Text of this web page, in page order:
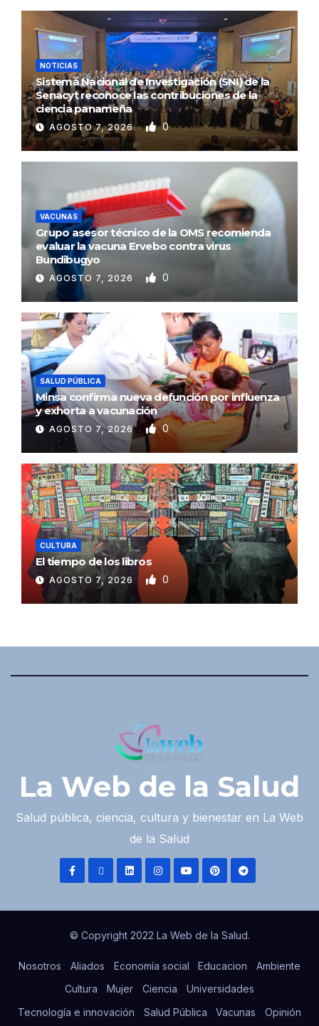
NOTICIAS
Sistema Nacional de Investigación (SNI) de la
Senacyt reconoce las contribuciones de la
ciencia panameña
AGOSTO 7, 2026 0
VACUNAS
Grupo asesor técnico de la OMS recomienda
evaluar la vacuna Ervebo contra virus
Bundibugyo
AGOSTO 7, 2026 0
SALUD PÚBLICA
Minsa confirma nueva defunción por influenza
y exhorta a vacunación
AGOSTO 7, 2026 0
CULTURA
El tiempo de los libros
AGOSTO 7, 2026 0
La Web de la Salud
Salud pública, ciencia, cultura y bienestar en La Web
de la Salud
© Copyright 2022 La Web de la Salud.
Nosotros Aliados Economía social Educacion
Ambiente
Cultura
Mujer Ciencia
Universidades
Tecnología e innovación
Salud Pública Vacunas Opinión